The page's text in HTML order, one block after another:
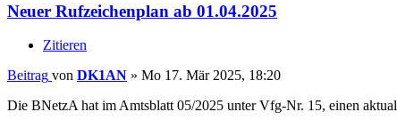
Neuer Rufzeichenplan ab 01.04.2025
Zitieren
Beitrag von DK1AN » Mo 17. Mär 2025, 18:20
Die BNetzA hat im Amtsblatt 05/2025 unter Vfg-Nr. 15, einen